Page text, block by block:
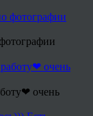
очень